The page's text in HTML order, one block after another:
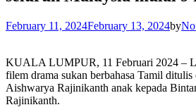
February 11, 2024February 13, 2024by
KUALA LUMPUR, 11 Februari 2024 –
filem drama sukan berbahasa Tamil ditulis
Aishwarya Rajinikanth anak kepada
Rajinikanth.